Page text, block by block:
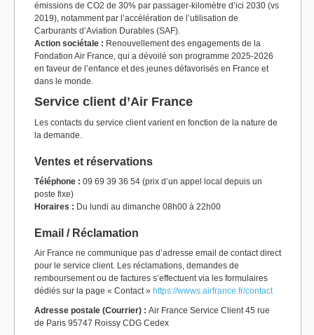
émissions de CO2 de 30% par passager-kilomètre d’ici 2030 (vs
2019), notamment par l’accélération de l’utilisation de
Carburants d’Aviation Durables (SAF).
Action sociétale : Renouvellement des engagements de la
Fondation Air France, qui a dévoilé son programme 2025-2026
en faveur de l’enfance et des jeunes défavorisés en France et
dans le monde.
Service client d’Air France
Les contacts du service client varient en fonction de la nature de
la demande.
Ventes et réservations
Téléphone : 09 69 39 36 54 (prix d’un appel local depuis un
poste fixe)
Horaires : Du lundi au dimanche 08h00 à 22h00
Email / Réclamation
Air France ne communique pas d’adresse email de contact direct
pour le service client. Les réclamations, demandes de
remboursement ou de factures s’effectuent via les formulaires
dédiés sur la page « Contact » https://wwws.airfrance.fr/contact
Adresse postale (Courrier) : Air France Service Client 45 rue
de Paris 95747 Roissy CDG Cedex